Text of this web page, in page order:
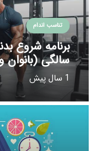
تناسب اندام
برنامه شروع
سالگی (بانوان
1 سال پیش